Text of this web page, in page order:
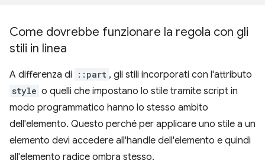
Come dovrebbe funzionare la regola con gli
stili in linea
A differenza di ::part , gli stili incorporati con l'attributo
style o quelli che impostano lo stile tramite script in
modo programmatico hanno lo stesso ambito
dell'elemento. Questo perché per applicare uno stile a un
elemento devi accedere all'handle dell'elemento e quindi
all'elemento radice ombra stesso.